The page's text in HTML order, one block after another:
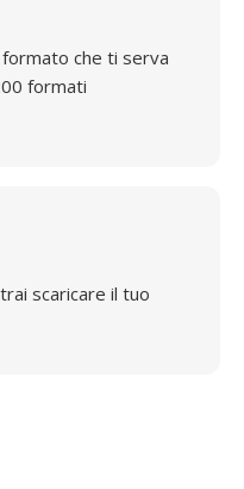
che ti serva
formati
scaricare il tuo